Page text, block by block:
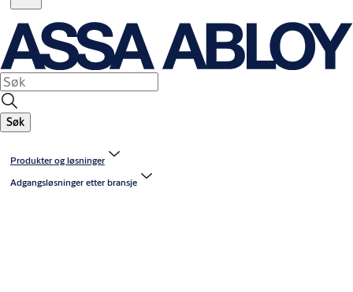
Søk
Produkter og løsninger
Adgangsløsninger etter bransje